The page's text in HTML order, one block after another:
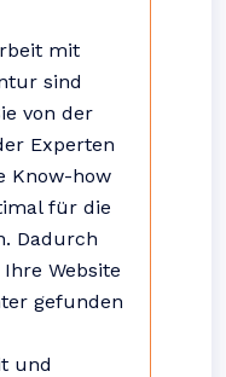
mit
sind
von der
Experten
Know-how
für die
Dadurch
Website
gefunden
und